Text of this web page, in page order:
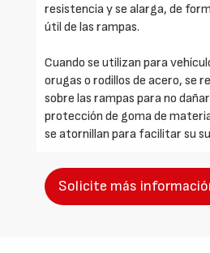
resistencia y se alarga, de
útil de las rampas.
Cuando se utilizan para
orugas o rodillos de acero, se
sobre las rampas para no
protección de goma de
se atornillan para facilitar su
Solicite más